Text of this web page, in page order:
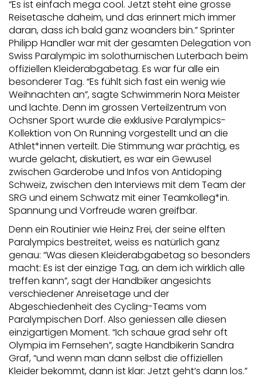
“Es ist einfach mega cool. Jetzt steht eine grosse
Reisetasche daheim, und das erinnert mich immer
daran, dass ich bald ganz woanders bin.” Sprinter
Philipp Handler war mit der gesamten Delegation von
Swiss Paralympic im solothurnischen Luterbach beim
offiziellen Kleiderabgabetag. Es war für alle ein
besonderer Tag. “Es fühlt sich fast ein wenig wie
Weihnachten an”, sagte Schwimmerin Nora Meister
und lachte. Denn im grossen Verteilzentrum von
Ochsner Sport wurde die exklusive Paralympics-
Kollektion von On Running vorgestellt und an die
Athlet*innen verteilt. Die Stimmung war prächtig, es
wurde gelacht, diskutiert, es war ein Gewusel
zwischen Garderobe und Infos von Antidoping
Schweiz, zwischen den Interviews mit dem Team der
SRG und einem Schwatz mit einer Teamkolleg*in.
Spannung und Vorfreude waren greifbar.
Denn ein Routinier wie Heinz Frei, der seine elften
Paralympics bestreitet, weiss es natürlich ganz
genau: “Was diesen Kleiderabgabetag so besonders
macht: Es ist der einzige Tag, an dem ich wirklich alle
treffen kann”, sagt der Handbiker angesichts
verschiedener Anreisetage und der
Abgeschiedenheit des Cycling-Teams vom
Paralympischen Dorf. Also geniessen alle diesen
einzigartigen Moment. “Ich schaue grad sehr oft
Olympia im Fernsehen”, sagte Handbikerin Sandra
Graf, “und wenn man dann selbst die offiziellen
Kleider bekommt, dann ist klar: Jetzt geht’s dann los.”